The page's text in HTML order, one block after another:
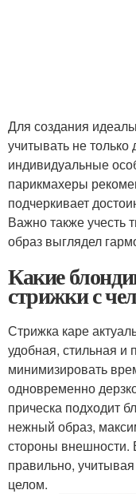
Для создания
учитывать не
индивидуальные
парикмахеры
подчеркивает
Важно также учесть
образ выглядел
Какие
стрижки с
Стрижка каре
удобная, стильная и
минимизировать
одновременно
прическа подходит
нежный образ,
стороны внешности.
правильно,
целом.